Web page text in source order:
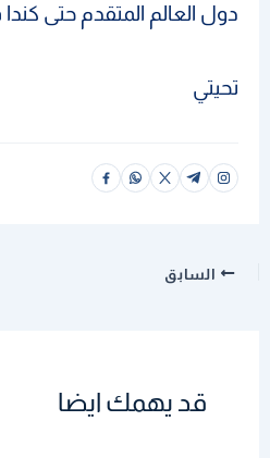
دول العالم المتقدم حتى
تحيتي
السابق
قد يهمك ايضا